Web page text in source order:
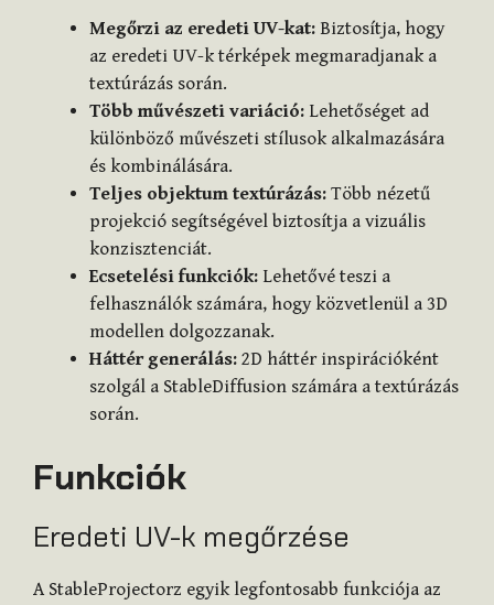
Megőrzi az eredeti UV-kat: Biztosítja, hogy
az eredeti UV-k térképek megmaradjanak a
textúrázás során.
Több művészeti variáció: Lehetőséget ad
különböző művészeti stílusok alkalmazására
és kombinálására.
Teljes objektum textúrázás: Több nézetű
projekció segítségével biztosítja a vizuális
konzisztenciát.
Ecsetelési funkciók: Lehetővé teszi a
felhasználók számára, hogy közvetlenül a 3D
modellen dolgozzanak.
Háttér generálás: 2D háttér inspirációként
szolgál a StableDiffusion számára a textúrázás
során.
Funkciók
Eredeti UV-k megőrzése
A StableProjectorz egyik legfontosabb funkciója az